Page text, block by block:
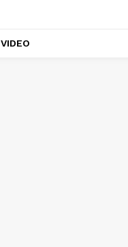
VIDEO